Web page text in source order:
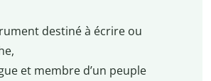
destiné à écrire ou
et membre d’un peuple